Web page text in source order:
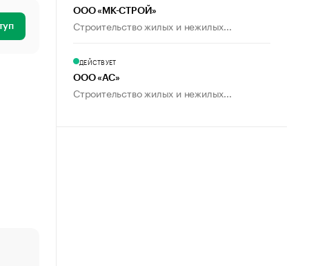
ООО «МК-СТРОЙ»
Строительство жилых и нежилых...
ДЕЙСТВУЕТ
ООО «АС»
Строительство жилых и нежилых...